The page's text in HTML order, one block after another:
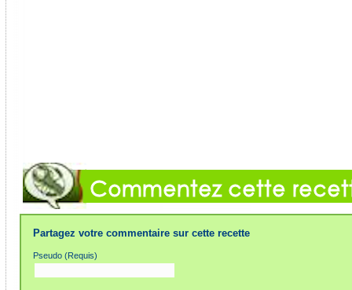
Partagez votre commentaire sur cette recette
Pseudo (Requis)